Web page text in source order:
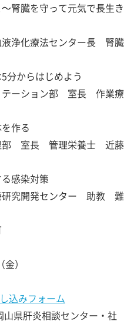
腎臓を守って元気で長生き
化療法センター長 腎臓
からはじめよう
ション部 室長 作業療
作る
室長 管理栄養士 近藤
感染対策
開発センター 助教 難
）
込みフォーム
山県肝炎相談センター・社